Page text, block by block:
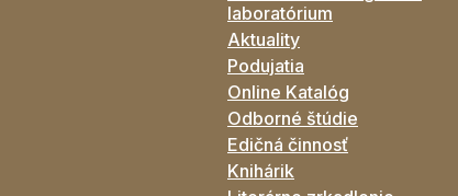
laboratórium
Aktuality
Podujatia
Online Katalóg
Odborné štúdie
Edičná činnosť
Knihárik